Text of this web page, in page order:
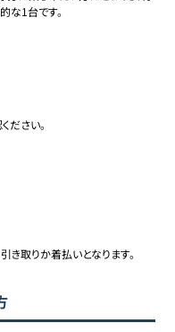
な1台です。
ださい。
き取りか着払いとなります。